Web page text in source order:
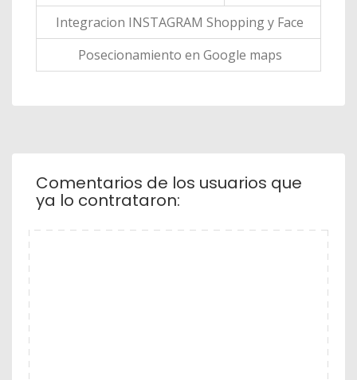
Integracion INSTAGRAM Shopping y Face
Posecionamiento en Google maps
Comentarios de los usuarios que
ya lo contrataron: